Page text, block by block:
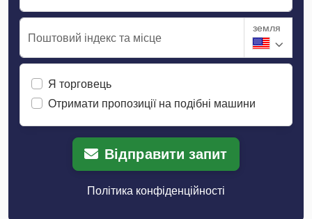
Поштовий індекс та місце
земля
Я торговець
Отримати пропозиції на подібні машини
Відправити запит
Політика конфіденційності